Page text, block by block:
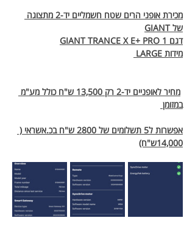
מכירת אופני הרים שטח חשמליים יד-2 מתצוגה
של GIANT
דגם GIANT TRANCE X E+ PRO 1
מידות LARGE
מחיר לאופניים יד-2 רק 13,500 ש"ח כולל מע"מ
במזומן
אפשרות ל5 תשלומים של 2800 ש"ח בכ.אשראי (
14,000ש"ח)